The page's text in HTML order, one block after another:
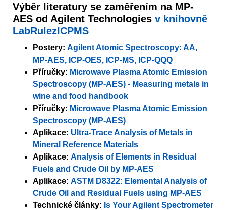
Výběr literatury se zaměřením na MP-
AES od Agilent Technologies v knihovně
LabRulezICPMS
Postery: Agilent Atomic Spectroscopy: AA,
MP-AES, ICP-OES, ICP-MS, ICP-QQQ
Příručky: Microwave Plasma Atomic Emission
Spectroscopy (MP-AES) - Measuring metals in
wine and food handbook
Příručky: Microwave Plasma Atomic Emission
Spectroscopy (MP-AES)
Aplikace: Ultra-Trace Analysis of Metals in
Mineral Reference Materials
Aplikace: Analysis of Elements in Residual
Fuels and Crude Oil by MP-AES
Aplikace: ASTM D8322: Elemental Analysis of
Crude Oil and Residual Fuels using MP-AES
Technické články: Is Your Agilent Spectrometer